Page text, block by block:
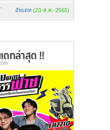
อัพเดท (23-ส.ค.-2565)